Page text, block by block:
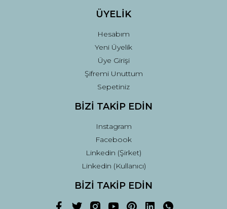
ÜYELİK
Hesabım
Yeni Üyelik
Üye Girişi
Şifremi Unuttum
Sepetiniz
BİZİ TAKİP EDİN
Instagram
Facebook
Linkedin (Şirket)
Linkedin (Kullanıcı)
BİZİ TAKİP EDİN